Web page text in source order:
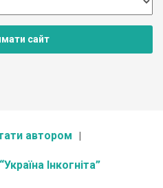
сайт
автором
Інкогніта”